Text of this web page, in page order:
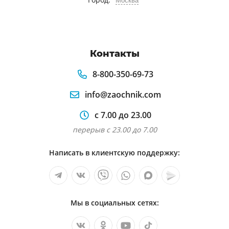
Источники и пути микробной
Риновирусы и афтовирусы
Система стандартизации в молочной
промышленности
животноводческих помещений по
микробиологическим показаниям
Физиология микробов размножение
Контакты
8-800-350-69-73
info@zaochnik.com
с 7.00 до 23.00
перерыв с 23.00 до 7.00
Написать в клиентскую поддержку:
Мы в социальных сетях: